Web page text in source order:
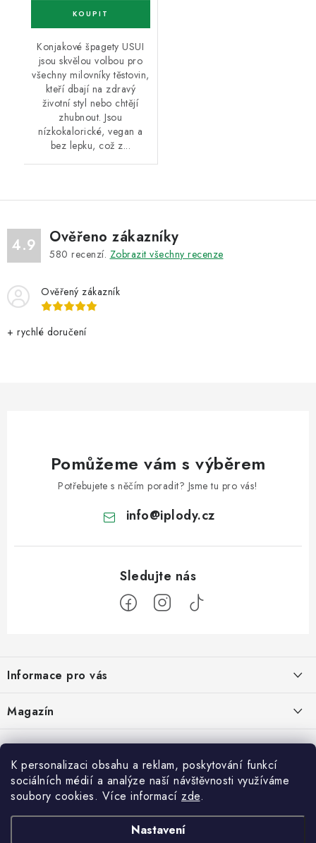
K personalizaci obsahu a reklam, poskytování funkcí
sociálních médií a analýze naší návštěvnosti využíváme
soubory cookies. Více informací zde.
Nastavení
Konjakové špagety USUI
jsou skvělou volbou pro
všechny milovníky těstovin,
kteří dbají na zdravý
životní styl nebo chtějí
zhubnout. Jsou
nízkokalorické, vegan a
bez lepku, což z...
4.9 Ověřeno zákazníky
580 recenzí. Zobrazit všechny recenze
Ověřený zákazník
+ rychlé doručení
Pomůžeme vám s výběrem
Potřebujete s něčím poradit? Jsme tu pro vás!
info@iplody.cz
p
a
í
Informace pro vás
Velkoobchod
Reklamace a vrácení zboží
Podmínky ochrany osobních údajů
Magazín
Kombucha – osvěžující nápoj pro zdravé zažívání
Konjak: Rostlina, která dala hubnutí a zdravému životnímu stylu nový
rozměr
19.6.2026
Nákupní košík
0KS /0 KČ